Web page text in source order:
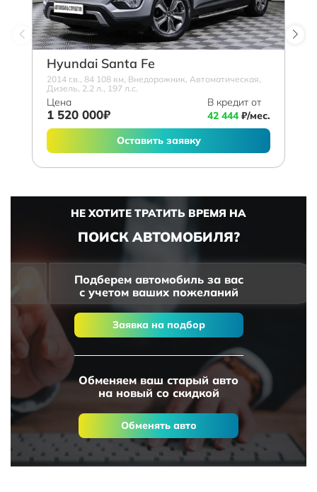
Hyundai Santa Fe
2014 г.в., 84 108 км, Внедорожник, Автоматическая,
Дизель, 2.2 л., 197 л.с.
Цена
1 520 000₽
В кредит от
42 444₽/мес.
Оставить заявку
НЕ ХОТИТЕ ТРАТИТЬ ВРЕМЯ НА
ПОИСК АВТОМОБИЛЯ?
Подберем автомобиль за вас
с учетом ваших пожеланий
Заявка на подбор
Обменяем ваш старый авто
на новый со скидкой
Обменять авто